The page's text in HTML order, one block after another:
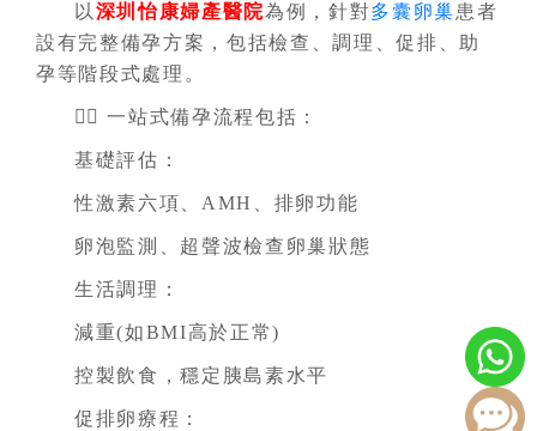
以深圳怡康婦產醫院為例，針對多囊卵巢患者
設有完整備孕方案，包括檢查、調理、促排、助
孕等階段式處理。
👩‍⚕️ 一站式備孕流程包括：
基礎評估：
性激素六項、AMH、排卵功能
卵泡監測、超聲波檢查卵巢狀態
生活調理：
減重(如BMI高於正常)
控製飲食，穩定胰島素水平
促排卵療程：